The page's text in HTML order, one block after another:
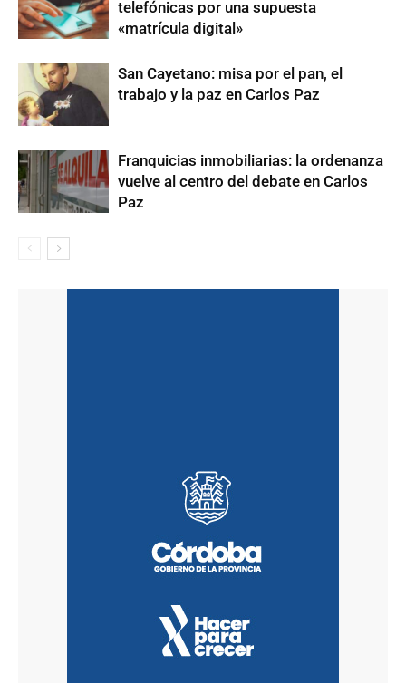
telefónicas por una supuesta
«matrícula digital»
San Cayetano: misa por el pan, el
trabajo y la paz en Carlos Paz
Franquicias inmobiliarias: la ordenanza
vuelve al centro del debate en Carlos
Paz